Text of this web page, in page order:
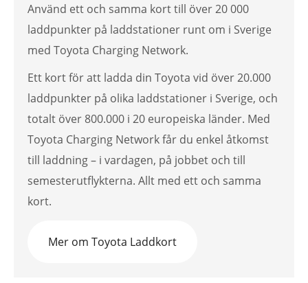
Använd ett och samma kort till över 20 000
laddpunkter på laddstationer runt om i Sverige
med Toyota Charging Network.
Ett kort för att ladda din Toyota vid över 20.000
laddpunkter på olika laddstationer i Sverige, och
totalt över 800.000 i 20 europeiska länder. Med
Toyota Charging Network får du enkel åtkomst
till laddning – i vardagen, på jobbet och till
semesterutflykterna. Allt med ett och samma
kort.
Mer om Toyota Laddkort